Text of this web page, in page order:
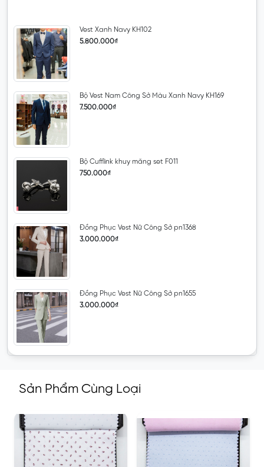
Vest Xanh Navy KH102
5.800.000₫
Bộ Vest Nam Công Sở Màu Xanh Navy KH169
7.500.000₫
Bộ Cufflink khuy măng set F011
750.000₫
Đồng Phục Vest Nữ Công Sở pn1368
3.000.000₫
Đồng Phục Vest Nữ Công Sở pn1655
3.000.000₫
Sản Phẩm Cùng Loại